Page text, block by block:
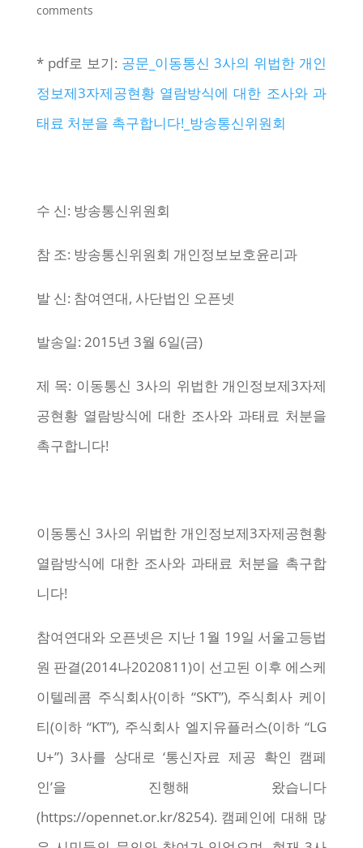
comments
* pdf로 보기: 공문_이동통신 3사의 위법한 개인
정보제3자제공현황 열람방식에 대한 조사와 과
태료 처분을 촉구합니다!_방송통신위원회
수 신: 방송통신위원회
참 조: 방송통신위원회 개인정보보호윤리과
발 신: 참여연대, 사단법인 오픈넷
발송일: 2015년 3월 6일(금)
제 목: 이동통신 3사의 위법한 개인정보제3자제
공현황 열람방식에 대한 조사와 과태료 처분을
촉구합니다!
이동통신 3사의 위법한 개인정보제3자제공현황
열람방식에 대한 조사와 과태료 처분을 촉구합
니다!
참여연대와 오픈넷은 지난 1월 19일 서울고등법
원 판결(2014나2020811)이 선고된 이후 에스케
이텔레콤 주식회사(이하 “SKT”), 주식회사 케이
티(이하 “KT”), 주식회사 엘지유플러스(이하 “LG
U+”) 3사를 상대로 ‘통신자료 제공 확인 캠페
인’을 진행해 왔습니다
(https://opennet.or.kr/8254). 캠페인에 대해 많